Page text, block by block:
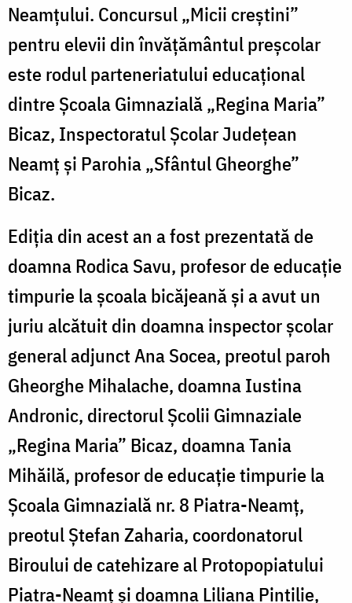
Neamțului. Concursul „Micii creștini”
pentru elevii din învățământul preșcolar
este rodul parteneriatului educațional
dintre Școala Gimnazială „Regina Maria”
Bicaz, Inspectoratul Școlar Județean
Neamț și Parohia „Sfântul Gheorghe”
Bicaz.
Ediția din acest an a fost prezentată de
doamna Rodica Savu, profesor de educație
timpurie la școala bicăjeană și a avut un
juriu alcătuit din doamna inspector școlar
general adjunct Ana Socea, preotul paroh
Gheorghe Mihalache, doamna Iustina
Andronic, directorul Școlii Gimnaziale
„Regina Maria” Bicaz, doamna Tania
Mihăilă, profesor de educație timpurie la
Școala Gimnazială nr. 8 Piatra-Neamț,
preotul Ștefan Zaharia, coordonatorul
Biroului de catehizare al Protopopiatului
Piatra-Neamț și doamna Liliana Pintilie,